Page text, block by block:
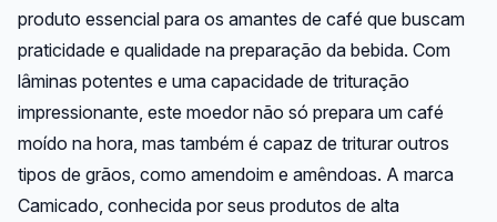
produto essencial para os amantes de café que buscam
praticidade e qualidade na preparação da bebida. Com
lâminas potentes e uma capacidade de trituração
impressionante, este moedor não só prepara um café
moído na hora, mas também é capaz de triturar outros
tipos de grãos, como amendoim e amêndoas. A marca
Camicado, conhecida por seus produtos de alta